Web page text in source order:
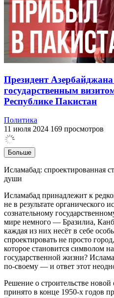
Президент Азербайджана
государственным
Республике Пакистан
Политика
11 июля 2024 169 просмотров
Больше
Исламабад: спроектированная
души
Исламабад принадлежит к
не в результате органического
сознательному
мире немного — Бразилиа,
каждая из них несёт в себе
спроектировать не просто
которое становится символом
государственной жизни?
по-своему — и ответ этот
Решение о строительстве
принято в конце 1950-х годов